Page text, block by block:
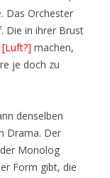
Das Orchester
Die in ihrer Brust
[Luft?] machen,
je doch zu
denselben
Drama. Der
Monolog
Form gibt, die